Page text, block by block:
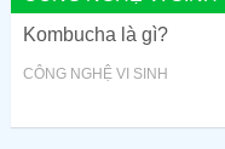
Kombucha là gì?
CÔNG NGHỆ VI SINH